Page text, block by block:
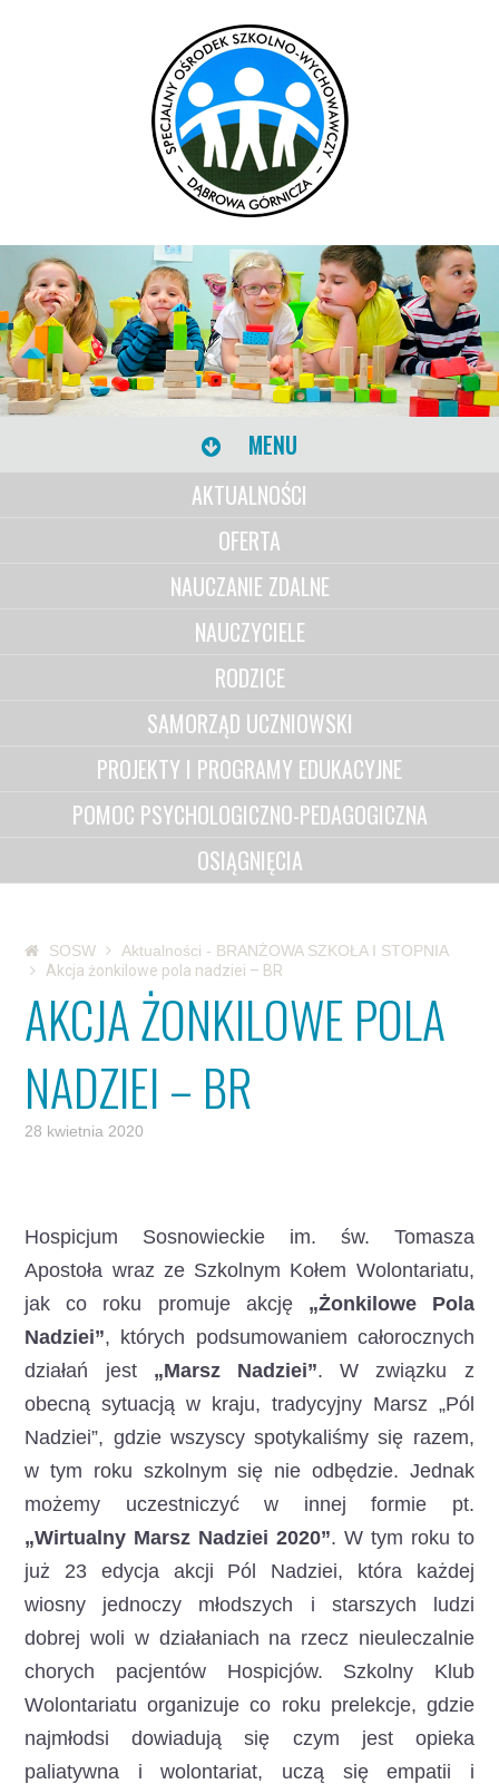
MENU
AKTUALNOŚCI
OFERTA
NAUCZANIE ZDALNE
NAUCZYCIELE
RODZICE
SAMORZĄD UCZNIOWSKI
PROJEKTY I PROGRAMY EDUKACYJNE
POMOC PSYCHOLOGICZNO-PEDAGOGICZNA
OSIĄGNIĘCIA
SOSW
Aktualności - BRANŻOWA SZKOŁA I STOPNIA
Akcja żonkilowe pola nadziei – BR
AKCJA ŻONKILOWE POLA
NADZIEI – BR
28 kwietnia 2020
Hospicjum Sosnowieckie im. św. Tomasza
Apostoła wraz ze Szkolnym Kołem Wolontariatu,
jak co roku promuje akcję „Żonkilowe Pola
Nadziei”, których podsumowaniem całorocznych
działań jest „Marsz Nadziei”. W związku z
obecną sytuacją w kraju, tradycyjny Marsz „Pól
Nadziei”, gdzie wszyscy spotykaliśmy się razem,
w tym roku szkolnym się nie odbędzie. Jednak
możemy uczestniczyć w innej formie pt.
„Wirtualny Marsz Nadziei 2020”. W tym roku to
już 23 edycja akcji Pól Nadziei, która każdej
wiosny jednoczy młodszych i starszych ludzi
dobrej woli w działaniach na rzecz nieuleczalnie
chorych pacjentów Hospicjów. Szkolny Klub
Wolontariatu organizuje co roku prelekcje, gdzie
najmłodsi dowiadują się czym jest opieka
paliatywna i wolontariat, uczą się empatii i